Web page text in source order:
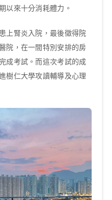
以來十分消耗體力。
上腎炎入院，最後徵得院
院，在一間特別安排的房
成考試。而這次考試的成
樹仁大學攻讀輔導及心理